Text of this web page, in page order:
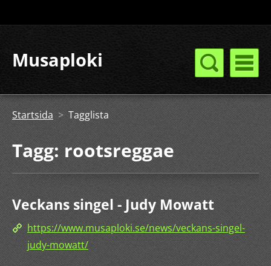
Musaploki
Startsida > Tagglista
Tagg: rootsreggae
Veckans singel - Judy Mowatt
https://www.musaploki.se/news/veckans-singel-
judy-mowatt/